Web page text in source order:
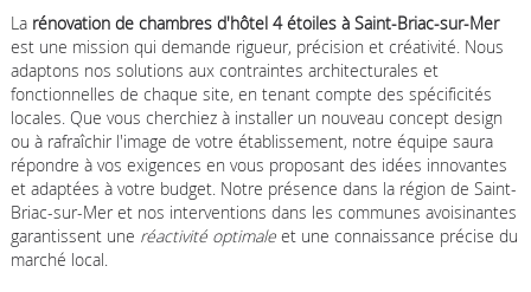
La rénovation de chambres d'hôtel 4 étoiles à Saint-Briac-sur-Mer
est une mission qui demande rigueur, précision et créativité. Nous
adaptons nos solutions aux contraintes architecturales et
fonctionnelles de chaque site, en tenant compte des spécificités
locales. Que vous cherchiez à installer un nouveau concept design
ou à rafraîchir l'image de votre établissement, notre équipe saura
répondre à vos exigences en vous proposant des idées innovantes
et adaptées à votre budget. Notre présence dans la région de Saint-
Briac-sur-Mer et nos interventions dans les communes avoisinantes
garantissent une réactivité optimaleet une connaissance précise du
marché local.